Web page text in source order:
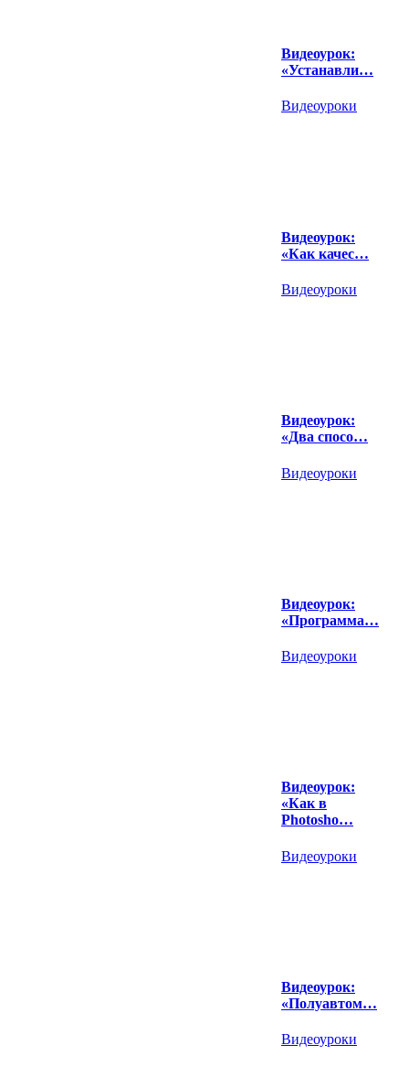
Видеоурок:
«Устанавли…
Видеоуроки
Видеоурок:
«Как качес…
Видеоуроки
Видеоурок:
«Два спосо…
Видеоуроки
Видеоурок:
«Программа…
Видеоуроки
Видеоурок:
«Как в
Photosho…
Видеоуроки
Видеоурок:
«Полуавтом…
Видеоуроки